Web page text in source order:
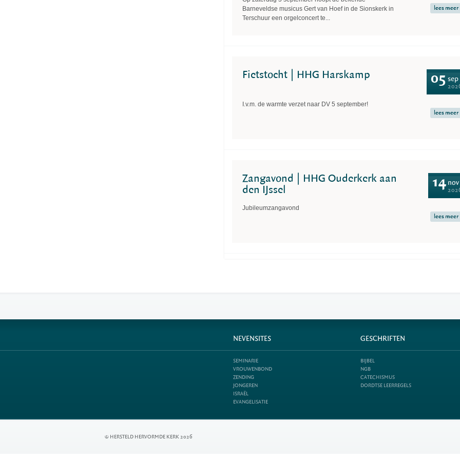
Barneveldse musicus Gert van Hoef in de Sionskerk in
Terschuur een orgelconcert te...
lees meer
Fietstocht | HHG Harskamp 05 sep
I.v.m. de warmte verzet naar DV 5 september!
lees meer
Zangavond | HHG Ouderkerk aan
den IJssel
14 nov
Jubileumzangavond
lees meer
NEVENSITES
SEMINARIE
VROUWENBOND
ZENDING
JONGEREN
ISRAËL
EVANGELISATIE
GESCHRIFTEN
BIJBEL
NGB
CATECHISMUS
DORDTSE LEERREGELS
© HERSTELD HERVORMDE KERK 2026